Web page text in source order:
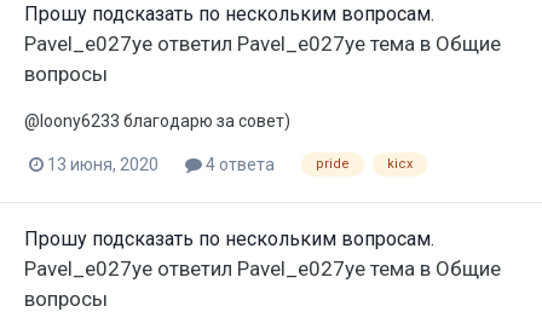
Прошу подсказать по нескольким вопросам.
Pavel_e027ye ответил Pavel_e027ye тема в Общие
вопросы
@loony6233 благодарю за совет)
13 июня, 2020 4 ответа pride kicx
Прошу подсказать по нескольким вопросам.
Pavel_e027ye ответил Pavel_e027ye тема в Общие
вопросы